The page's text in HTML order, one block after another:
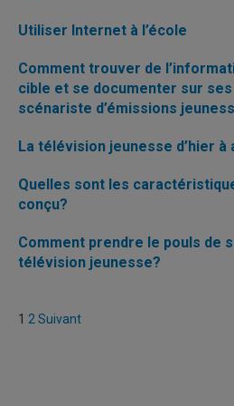
Utiliser Internet à l’école
Comment trouver de
cible et se documenter sur
scénariste d’émissions
La télévision jeunesse d’hier à
Quelles sont les
conçu?
Comment prendre le pouls de
télévision jeunesse?
Pagination
1 2 Suivant